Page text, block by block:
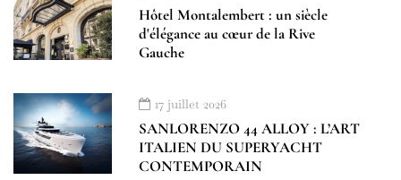
Hôtel Montalembert : un siècle
d'élégance au cœur de la Rive
Gauche
17 juillet 2026
SANLORENZO 44 ALLOY : L’ART
ITALIEN DU SUPERYACHT
CONTEMPORAIN